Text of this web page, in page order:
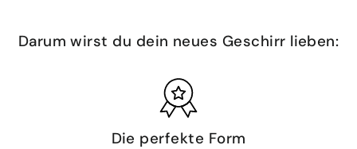
Darum wirst du dein neues Geschirr lieben:
Die perfekte Form